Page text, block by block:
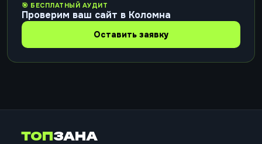
🎯 БЕСПЛАТНЫЙ АУДИТ
Проверим ваш сайт в Коломна
Оставить заявку
ТОПЗАНА